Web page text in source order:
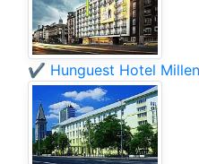
✔️ Hunguest Hotel